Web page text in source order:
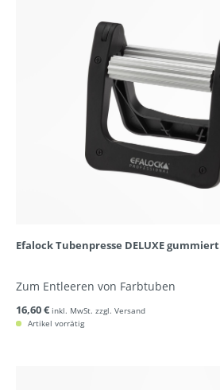
Efalock Tubenpresse DELUXE gummiert
Zum Entleeren von Farbtuben
16,60 € inkl. MwSt. zzgl. Versand
Artikel vorrätig